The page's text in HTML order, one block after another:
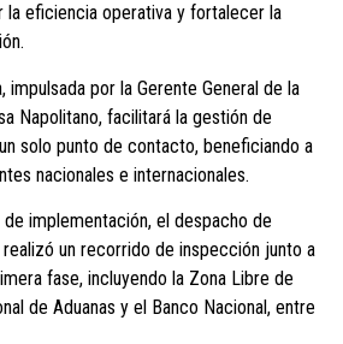
la eficiencia operativa y fortalecer la
impulsada por la Gerente General de la
Napolitano, facilitará la gestión de
solo punto de contacto, beneficiando a
nacionales e internacionales.
implementación, el despacho de
un recorrido de inspección junto a
fase, incluyendo la Zona Libre de
de Aduanas y el Banco Nacional, entre